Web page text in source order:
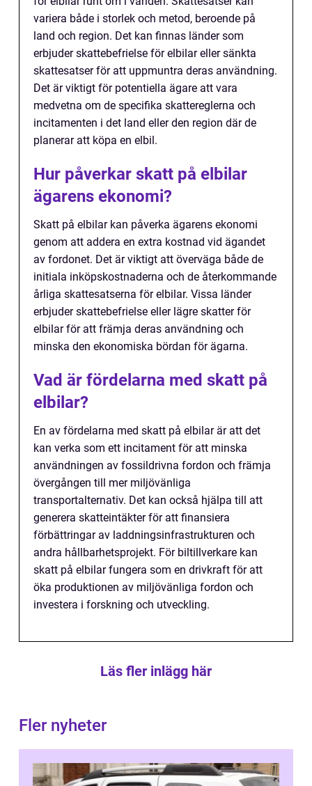
variera både i storlek och metod, beroende på
land och region. Det kan finnas länder som
erbjuder skattebefrielse för elbilar eller sänkta
skattesatser för att uppmuntra deras användning.
Det är viktigt för potentiella ägare att vara
medvetna om de specifika skattereglerna och
incitamenten i det land eller den region där de
planerar att köpa en elbil.
Hur påverkar skatt på elbilar
ägarens ekonomi?
Skatt på elbilar kan påverka ägarens ekonomi
genom att addera en extra kostnad vid ägandet
av fordonet. Det är viktigt att överväga både de
initiala inköpskostnaderna och de återkommande
årliga skattesatserna för elbilar. Vissa länder
erbjuder skattebefrielse eller lägre skatter för
elbilar för att främja deras användning och
minska den ekonomiska bördan för ägarna.
Vad är fördelarna med skatt på
elbilar?
En av fördelarna med skatt på elbilar är att det
kan verka som ett incitament för att minska
användningen av fossildrivna fordon och främja
övergången till mer miljövänliga
transportalternativ. Det kan också hjälpa till att
generera skatteintäkter för att finansiera
förbättringar av laddningsinfrastrukturen och
andra hållbarhetsprojekt. För biltillverkare kan
skatt på elbilar fungera som en drivkraft för att
öka produktionen av miljövänliga fordon och
investera i forskning och utveckling.
Läs fler inlägg här
Fler nyheter